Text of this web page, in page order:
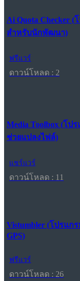
Ai Quota Checker
สำหรับนักพัฒนา)
ฟรีแวร์
ดาวน์โหลด : 2
Media Toolbox (โป
ช่วยแปลงไฟล์)
แชร์แวร์
ดาวน์โหลด : 11
Vistumbler (โปรแก
GPS)
ฟรีแวร์
ดาวน์โหลด : 26